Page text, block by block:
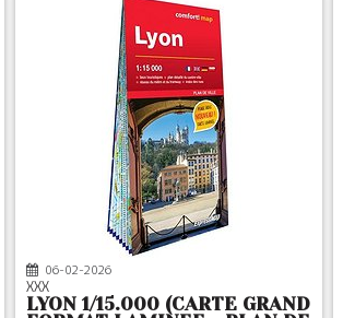
06-02-2026
XXX
LYON 1/15.000 (CARTE GRAND